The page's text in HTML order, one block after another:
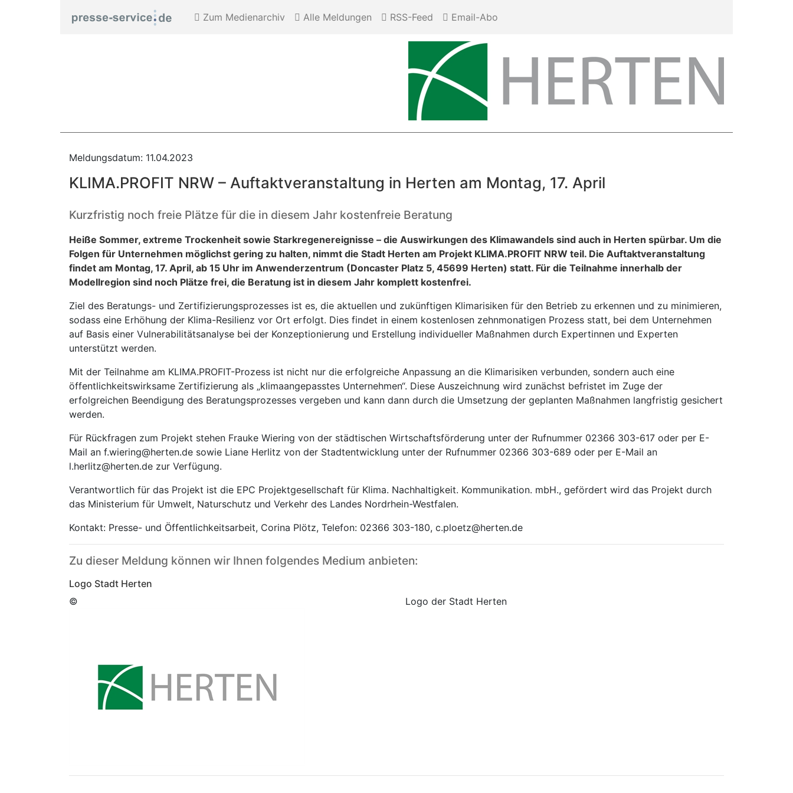
Zum Medienarchiv Alle Meldungen RSS-Feed Email-Abo
Meldungsdatum: 11.04.2023
KLIMA.PROFIT NRW – Auftaktveranstaltung in Herten am Montag, 17. April
Kurzfristig noch freie Plätze für die in diesem Jahr kostenfreie Beratung
Heiße Sommer, extreme Trockenheit sowie Starkregenereignisse – die Auswirkungen des Klimawandels sind auch in Herten spürbar. Um die
Folgen für Unternehmen möglichst gering zu halten, nimmt die Stadt Herten am Projekt KLIMA.PROFIT NRW teil. Die Auftaktveranstaltung
findet am Montag, 17. April, ab 15 Uhr im Anwenderzentrum (Doncaster Platz 5, 45699 Herten) statt. Für die Teilnahme innerhalb der
Modellregion sind noch Plätze frei, die Beratung ist in diesem Jahr komplett kostenfrei.
Ziel des Beratungs- und Zertifizierungsprozesses ist es, die aktuellen und zukünftigen Klimarisiken für den Betrieb zu erkennen und zu minimieren,
sodass eine Erhöhung der Klima-Resilienz vor Ort erfolgt. Dies findet in einem kostenlosen zehnmonatigen Prozess statt, bei dem Unternehmen
auf Basis einer Vulnerabilitätsanalyse bei der Konzeptionierung und Erstellung individueller Maßnahmen durch Expertinnen und Experten
unterstützt werden.
Mit der Teilnahme am KLIMA.PROFIT-Prozess ist nicht nur die erfolgreiche Anpassung an die Klimarisiken verbunden, sondern auch eine
öffentlichkeitswirksame Zertifizierung als „klimaangepasstes Unternehmen“. Diese Auszeichnung wird zunächst befristet im Zuge der
erfolgreichen Beendigung des Beratungsprozesses vergeben und kann dann durch die Umsetzung der geplanten Maßnahmen langfristig gesichert
werden.
Für Rückfragen zum Projekt stehen Frauke Wiering von der städtischen Wirtschaftsförderung unter der Rufnummer 02366 303-617 oder per E-
Mail an f.wiering@herten.de sowie Liane Herlitz von der Stadtentwicklung unter der Rufnummer 02366 303-689 oder per E-Mail an
l.herlitz@herten.de zur Verfügung.
Verantwortlich für das Projekt ist die EPC Projektgesellschaft für Klima. Nachhaltigkeit. Kommunikation. mbH., gefördert wird das Projekt durch
das Ministerium für Umwelt, Naturschutz und Verkehr des Landes Nordrhein-Westfalen.
Kontakt: Presse- und Öffentlichkeitsarbeit, Corina Plötz, Telefon: 02366 303-180, c.ploetz@herten.de
Zu dieser Meldung können wir Ihnen folgendes Medium anbieten:
Logo Stadt Herten
©
Logo der Stadt Herten